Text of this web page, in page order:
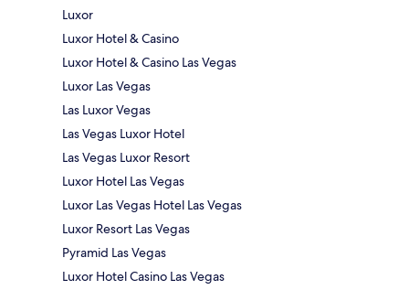
Luxor
Luxor Hotel & Casino
Luxor Hotel & Casino Las Vegas
Luxor Las Vegas
Las Luxor Vegas
Las Vegas Luxor Hotel
Las Vegas Luxor Resort
Luxor Hotel Las Vegas
Luxor Las Vegas Hotel Las Vegas
Luxor Resort Las Vegas
Pyramid Las Vegas
Luxor Hotel Casino Las Vegas